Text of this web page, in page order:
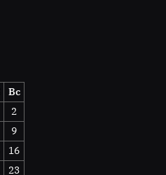
Вс
2
9
16
23